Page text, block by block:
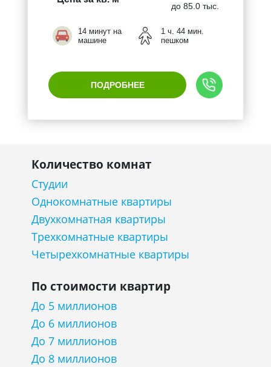
до 85.0 тыс.
14 минут на
машине
1 ч. 44 мин.
пешком
ПОДРОБНЕЕ
Количество комнат
Студии
Однокомнатные квартиры
Двухкомнатная квартиры
Трехкомнатные квартиры
Четырехкомнатные квартиры
По стоимости квартир
До 5 миллионов
До 6 миллионов
До 7 миллионов
До 8 миллионов